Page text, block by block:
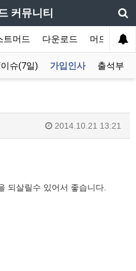
커뮤니티
트머드 다운로드 머드 잡담
슈(7일) 가입인사 출석부
2014.10.21 13:21
되살릴수 있어서 좋습니다.